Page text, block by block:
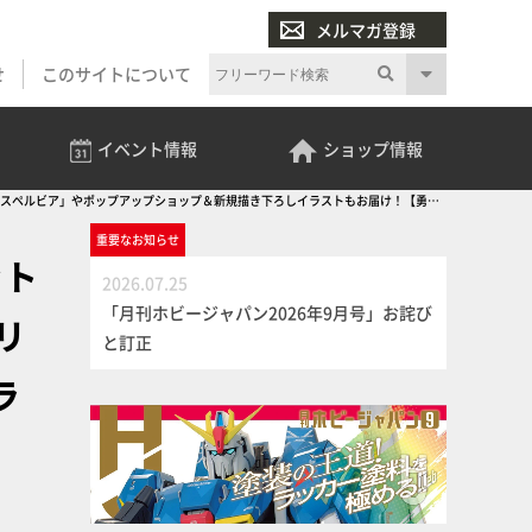
メルマガ登録
このサイトについて
イベント情報 ショップ情報
ルビア」やポップアップショップ＆新規描き下ろしイラストもお届け！【勇気
重要なお知らせ
2026.07.25
「月刊ホビージャパン2026年9月号」お詫び
と訂正